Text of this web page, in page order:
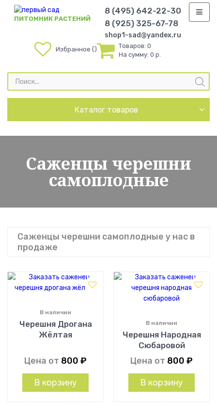
ПИТОМНИК РАСТЕНИЙ
8 (495) 642-22-30
8 (925) 325-67-78
shop1-sad@yandex.ru
Избранное Товаров: 0
На сумму: 0 р.
Поиск
товаров
Каталог товаров
Саженцы черешни
самоплодные
Саженцы черешни самоплодные у нас в
продаже
Черешня Дрогана
Жёлтая
В наличии
Цена от 800 ₽
В корзину
Черешня Народная
Сюбаровой
В наличии
Цена от 800 ₽
В корзину